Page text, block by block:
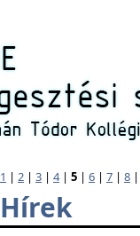
1 | 2 | 3 | 4| 5 | 6 | 7 | 8
Hírek